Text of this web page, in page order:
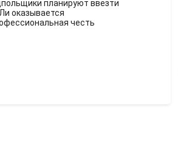
планируют ввезти
оказывается
честь